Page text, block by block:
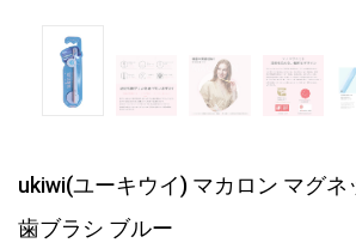
ukiwi(ユーキウイ) マカロン マグネ
歯ブラシ ブルー